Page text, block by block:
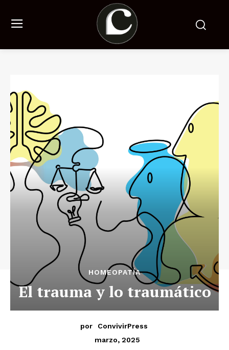
HOMEOPATÍA
El trauma y lo traumático
por
ConvivirPress
marzo, 2025